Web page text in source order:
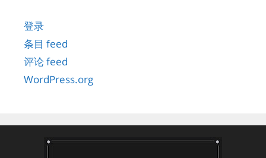
登录
条目 feed
评论 feed
WordPress.org